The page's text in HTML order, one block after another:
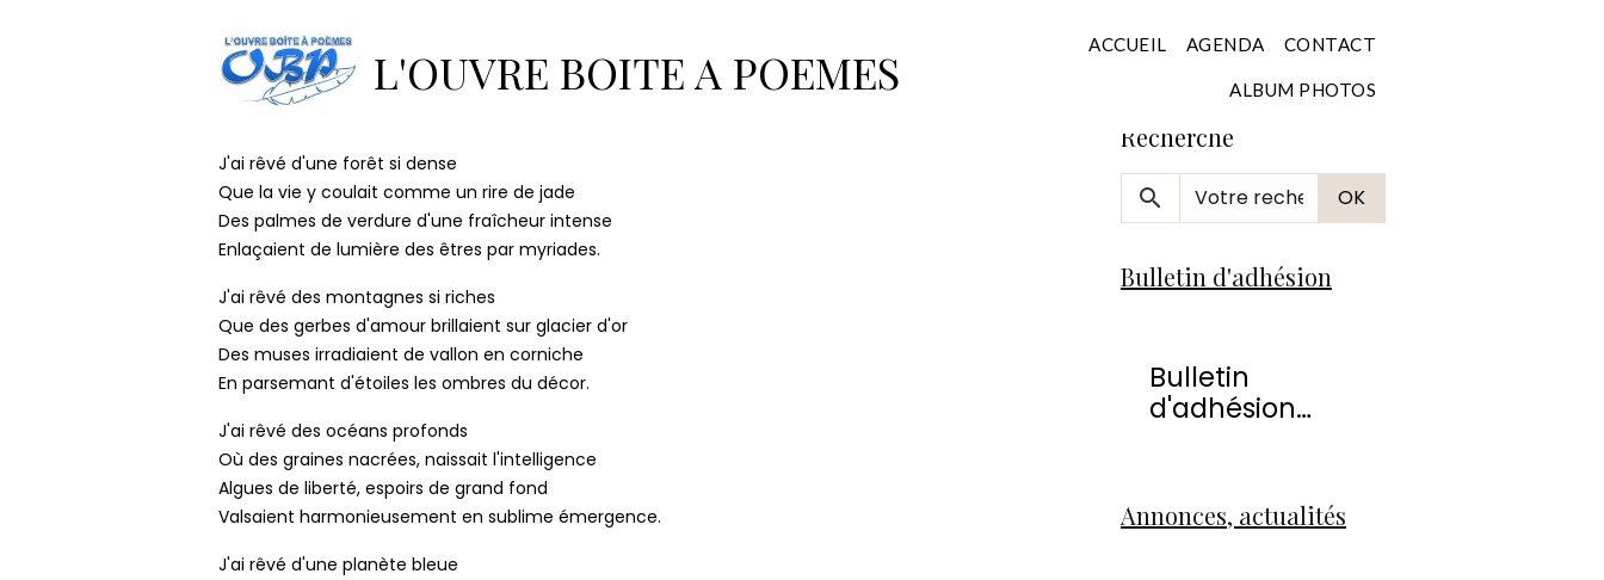
L'OUVRE BOITE A POEMES ACCUEIL AGENDA CONTACT
ALBUM PHOTOS
Le rêve
J'ai rêvé d'une forêt si dense
Que la vie y coulait comme un rire de jade
Des palmes de verdure d'une fraîcheur intense
Enlaçaient de lumière des êtres par myriades.
J'ai rêvé des montagnes si riches
Que des gerbes d'amour brillaient sur glacier d'or
Des muses irradiaient de vallon en corniche
En parsemant d'étoiles les ombres du décor.
J'ai rêvé des océans profonds
Où des graines nacrées, naissait l'intelligence
Algues de liberté, espoirs de grand fond
Valsaient harmonieusement en sublime émergence.
J'ai rêvé d'une planète bleue
Recherche
OK
Bulletin d'adhésion
Bulletin
d'adhésion
Annonces, actualités